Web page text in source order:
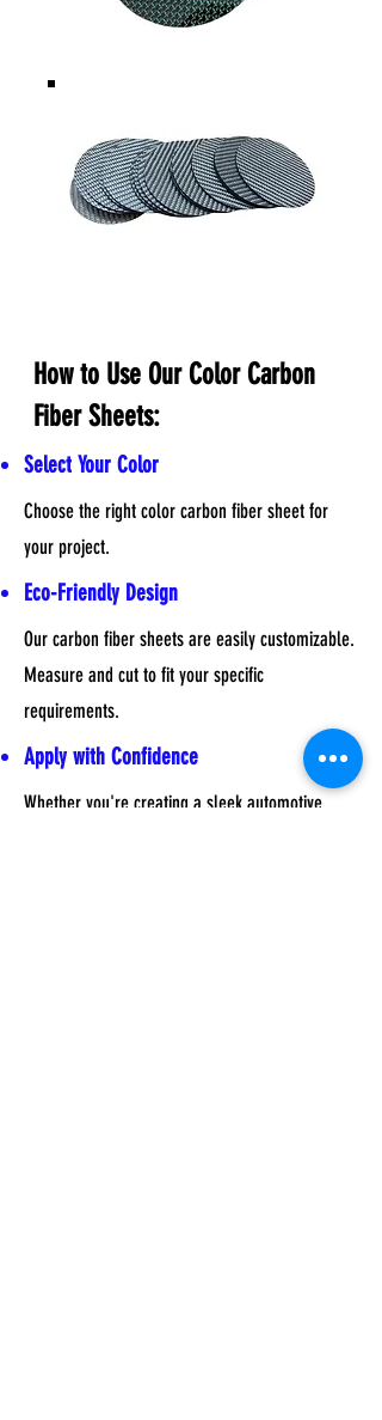
How to Use Our Color Carbon
Fiber Sheets:
Select Your Color
Choose the right color carbon fiber sheet for
your project.
Eco-Friendly Design
Our carbon fiber sheets are easily customizable.
Measure and cut to fit your specific
requirements.
Apply with Confidence
Whether you're creating a sleek automotive